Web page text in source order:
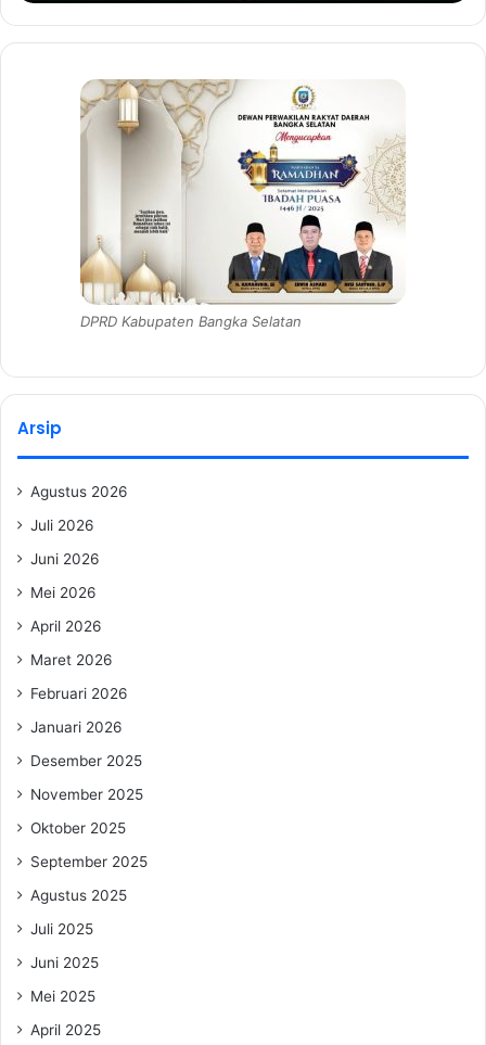
DPRD Kabupaten Bangka Selatan
Arsip
Agustus 2026
Juli 2026
Juni 2026
Mei 2026
April 2026
Maret 2026
Februari 2026
Januari 2026
Desember 2025
November 2025
Oktober 2025
September 2025
Agustus 2025
Juli 2025
Juni 2025
Mei 2025
April 2025